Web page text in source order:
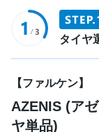
タイヤ
【ファルケン】
AZENIS (ア
ヤ単品)